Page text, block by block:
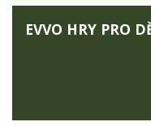
EVVO HRY PRO